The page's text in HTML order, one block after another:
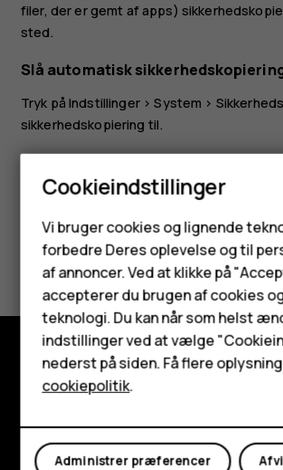
Smartphones
Feature-
Tilbehør
HMD Terra M
Tablets
Min konto
filer, der er gemt af apps)
sted.
Slå automatisk
Tryk påIndstillinger>System >
sikkerhedskopiering til.
Synes du, dette var nyttigt?
Ja Nej
Udforsk
Planet and people
Cookieindstillinger
Vi bruger cookies og lignende
forbedre Deres oplevelse og til
af annoncer. Ved at klikke på
accepterer du brugen af cookies
teknologi. Du kan når som helst
indstillinger ved at vælge
nederst på siden. Få flere
cookiepolitik.
Administrer præferencer